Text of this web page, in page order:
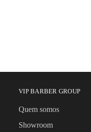
VIP BARBER GROUP
Quem somos
Showroom